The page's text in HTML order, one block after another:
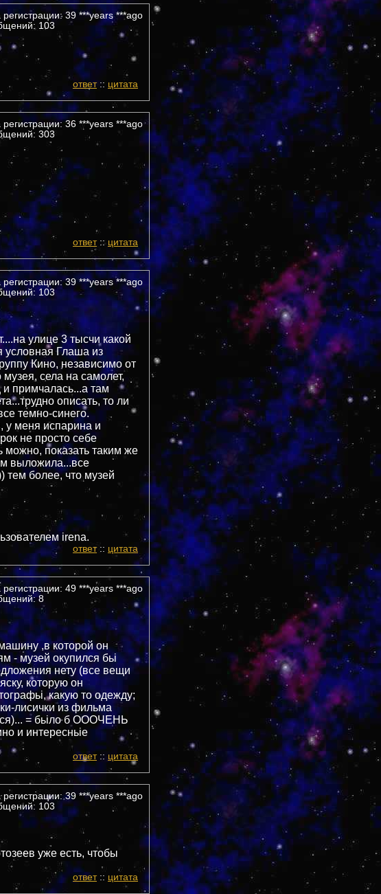
регистрации: 39 ***years ***ago
103
ответ:: цитата
регистрации: 36 ***years ***ago
303
ответ:: цитата
регистрации: 39 ***years ***ago
103
улице 3 тысчи какой
условная Глаша из
Кино, независимо от
села на самолет,
и примчалась...а там
описать, то ли
темно-синего.
у меня испарина и
не просто себе
можно, показать таким же
выложила...все
тем более, что музей
irena.
ответ:: цитата
регистрации: 49 ***years ***ago
8
,в которой он
- музей окупился бьі
нету (все вещи
которую он
какую то одежду;
лисички из фильма
= бьіло б ОООЧЕНЬ
и интересньіе
ответ:: цитата
регистрации: 39 ***years ***ago
103
уже есть, чтобы
ответ:: цитата